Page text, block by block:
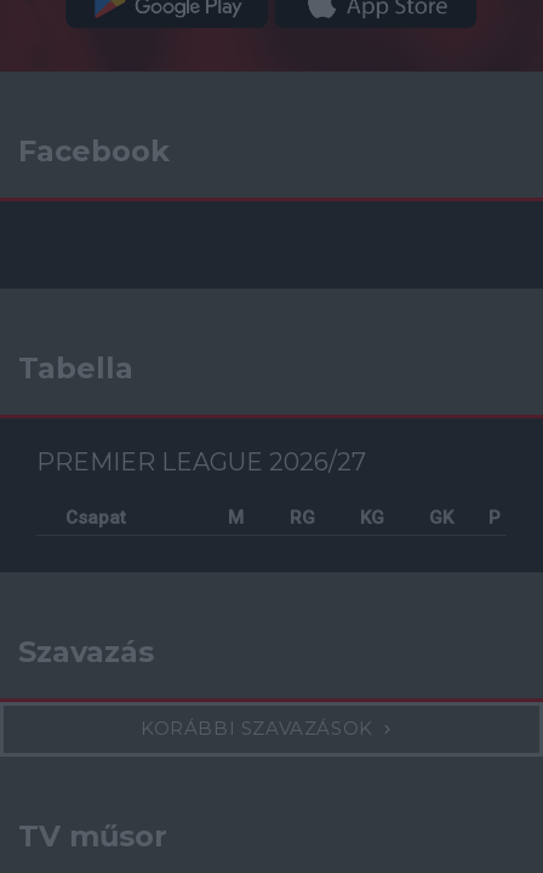
Facebook
Tabella
PREMIER LEAGUE 2026/27
Csapat M RG KG GK P
Szavazás
KORÁBBI SZAVAZÁSOK
TV műsor